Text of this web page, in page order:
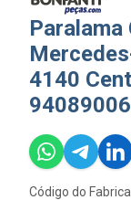
Paralama
4140
Código do